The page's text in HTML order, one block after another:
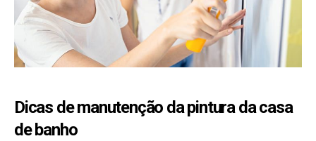
Dicas de manutenção da pintura da casa
de banho